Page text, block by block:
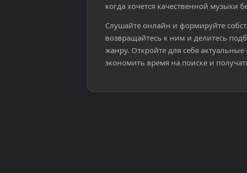
когда хочется качественной музыки
Слушайте онлайн и формируйте
возвращайтесь к ним и делитесь
жанру. Откройте для себя
экономить время на поиске и